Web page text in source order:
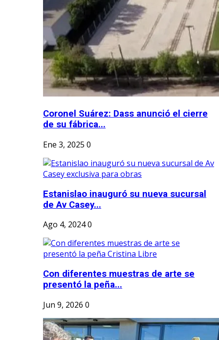
Coronel Suárez: Dass anunció el cierre
de su fábrica...
Ene 3, 2025 0
Estanislao inauguró su nueva sucursal
de Av Casey...
Ago 4, 20240
Con diferentes muestras de arte se
presentó la peña...
Jun 9, 2026 0